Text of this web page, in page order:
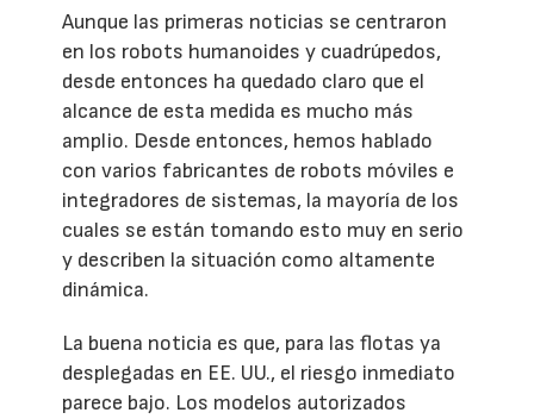
Aunque las primeras noticias se centraron
en los robots humanoides y cuadrúpedos,
desde entonces ha quedado claro que el
alcance de esta medida es mucho más
amplio. Desde entonces, hemos hablado
con varios fabricantes de robots móviles e
integradores de sistemas, la mayoría de los
cuales se están tomando esto muy en serio
y describen la situación como altamente
dinámica.
La buena noticia es que, para las flotas ya
desplegadas en EE. UU., el riesgo inmediato
parece bajo. Los modelos autorizados